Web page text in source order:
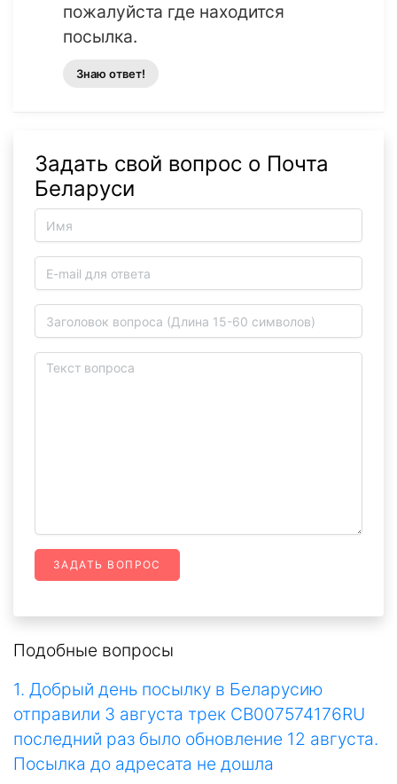
пожалуйста где находится
посылка.
Знаю ответ!
Задать свой вопрос о Почта
Беларуси
ЗАДАТЬ ВОПРОС
Подобные вопросы
1. Добрый день посылку в Беларусию
отправили 3 августа трек CB007574176RU
последний раз было обновление 12 августа.
Посылка до адресата не дошла